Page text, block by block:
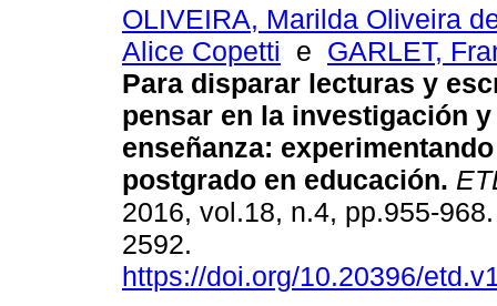
OLIVEIRA, Marilda Oliveira
Alice Copetti e GARLET,
Para disparar lecturas y
pensar en la investigación y
enseñanza:
postgrado en educación.
2016, vol.18, n.4, pp.955-
2592.
https://doi.org/10.20396/